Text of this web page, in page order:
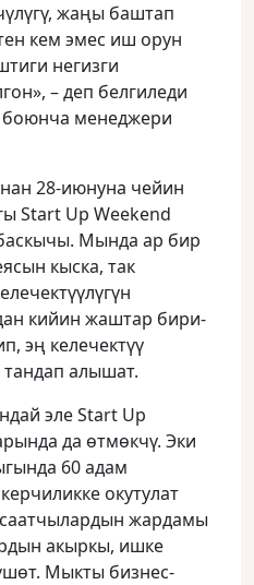
жаңы баштап
кем эмес иш орун
негизги
– деп белгиледи
менеджери
28-июнуна чейин
Start Up Weekend
Мында ар бир
кыска, так
кийин жаштар бири-
эң келечектүү
алышат.
эле Start Up
да өтмөкчү. Эки
60 адам
окутулат
жардамы
акыркы, ишке
Мыкты бизнес-